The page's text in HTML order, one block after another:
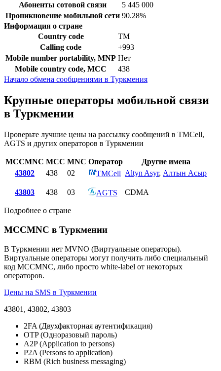
Абоненты сотовой связи
5 445 000
Проникновение мобильной сети 90.28%
Информация о стране
Country code
TM
Calling code
+993
Mobile number portability, MNP Нет
Mobile country code, MCC
438
Начало обмена сообщениями в Туркмения
Крупные операторы мобильной связи
в Туркмении
Проверьте лучшие цены на рассылку сообщений в TMCell,
AGTS и других операторов в Туркмении
MCCMNC MCC MNC Оператор
Другие имена
43802
438 02 TMCell Altyn Asyr, Алтын Асыр
43803 438 03 AGTS CDMA
Подробнее о стране
MCCMNC в Туркмении
В Туркмении нет MVNO (Виртуальные операторы).
Виртуальные операторы могут получить либо специальный
код MCCMNC, либо просто white-label от некоторых
операторов.
Цены на SMS в Туркмении
43801, 43802, 43803
2FA (Двухфакторная аутентификация)
OTP (Одноразовый пароль)
A2P (Application to persons)
P2A (Persons to application)
RBM (Rich business messaging)